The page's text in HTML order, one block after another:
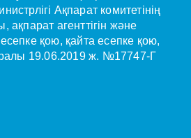
Ақпарат комитетінің
ақпарат агенттігін және
қою, қайта есепке қою,
19.06.2019 ж. №17747-Г